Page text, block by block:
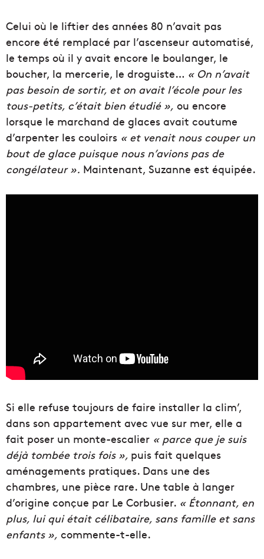
Celui où le liftier des années 80 n’avait pas
encore été remplacé par l’ascenseur automatisé,
le temps où il y avait encore le boulanger, le
boucher, la mercerie, le droguiste… « On n’avait
pas besoin de sortir, et on avait l’école pour les
tous-petits, c’était bien étudié », ou encore
lorsque le marchand de glaces avait coutume
d’arpenter les couloirs « et venait nous couper un
bout de glace puisque nous n’avions pas de
congélateur ». Maintenant, Suzanne est équipée.
Si elle refuse toujours de faire installer la clim’,
dans son appartement avec vue sur mer, elle a
fait poser un monte-escalier « parce que je suis
déjà tombée trois fois », puis fait quelques
aménagements pratiques. Dans une des
chambres, une pièce rare. Une table à langer
d’origine conçue par Le Corbusier. « Étonnant, en
plus, lui qui était célibataire, sans famille et sans
enfants », commente-t-elle.